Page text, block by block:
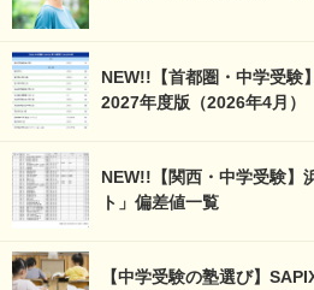
NEW!!【首都圏・中学受験
2027年度版（2026年4月）
NEW!!【関西・中学受験】
ト」偏差値一覧
【中学受験の塾選び】